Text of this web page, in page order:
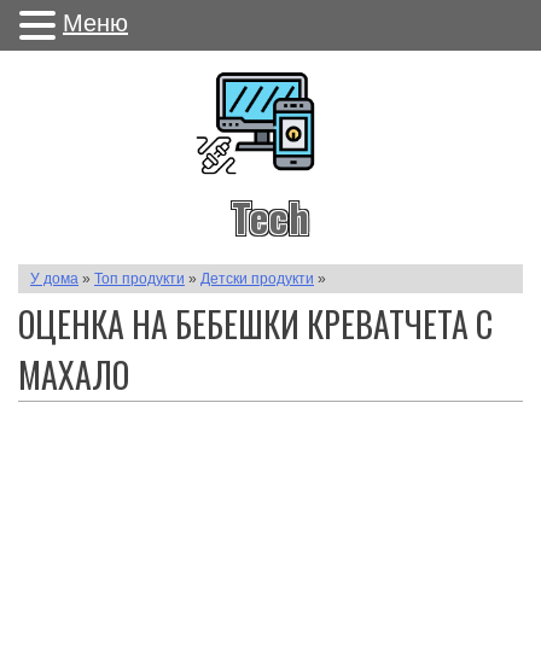
Tech
У дома » Топ продукти » Детски продукти »
ОЦЕНКА НА БЕБЕШКИ КРЕВАТЧЕТА С
МАХАЛО
Меню